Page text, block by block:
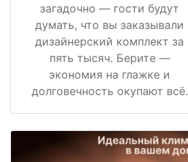
загадочно — гости будут
думать, что вы заказывали
дизайнерский комплект за
пять тысяч. Берите —
экономия на глажке и
долговечность окупают всё.